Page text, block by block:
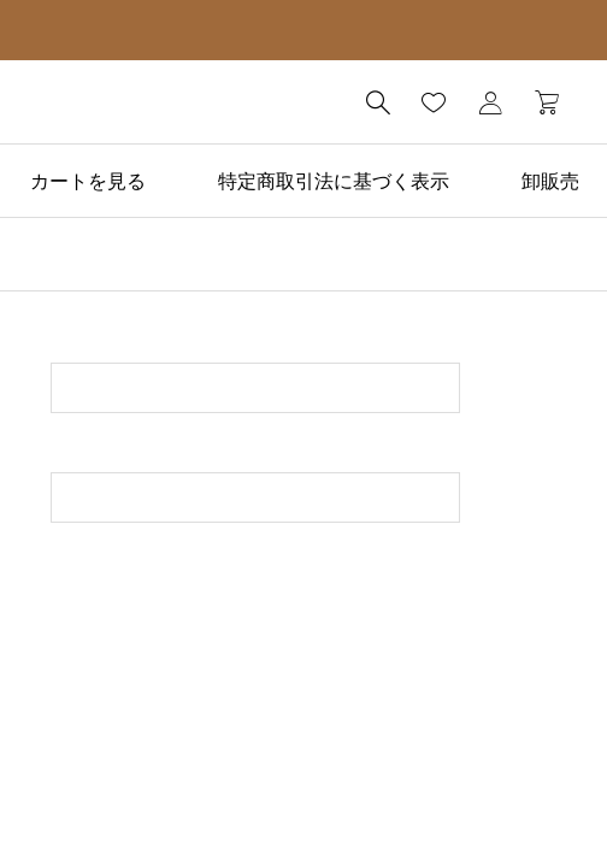

カートを見る 特定商取引法に基づく表示 卸販売
初心者向け
とその解消法